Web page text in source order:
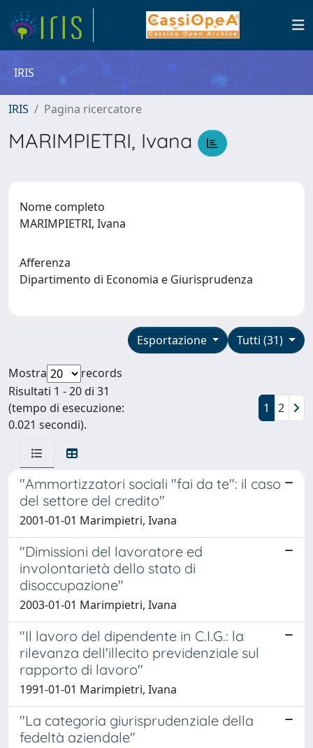
IRIS
IRIS Pagina ricercatore
MARIMPIETRI, Ivana
Nome completo
MARIMPIETRI, Ivana
Afferenza
Dipartimento di Economia e Giurisprudenza
Tutti (31)
Esportazione
Mostra
records
Risultati 1 - 20 di 31
(tempo di esecuzione:
0.021 secondi).
1 2
"Ammortizzatori sociali "fai da te": il caso
del settore del credito"
2001-01-01 Marimpietri, Ivana
"Dimissioni del lavoratore ed
involontarietà dello stato di
disoccupazione"
2003-01-01 Marimpietri, Ivana
"Il lavoro del dipendente in C.I.G.: la
rilevanza dell'illecito previdenziale sul
rapporto di lavoro"
1991-01-01 Marimpietri, Ivana
"La categoria giurisprudenziale della
fedeltà aziendale"